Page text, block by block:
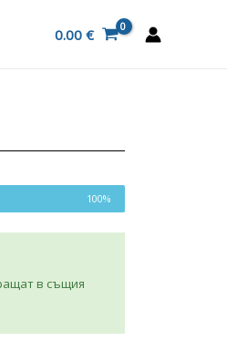
0.00 €
100%
в същия